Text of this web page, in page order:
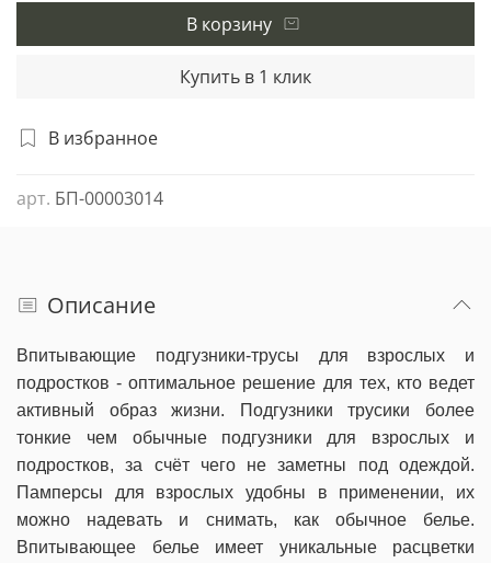
В избранное
арт. БП-00003014
В корзину
Купить в 1 клик
Описание
Впитывающие подгузники-трусы для взрослых и
подростков - оптимальное решение для тех, кто ведет
активный образ жизни. Подгузники трусики более
тонкие чем обычные подгузники для взрослых и
подростков, за счёт чего не заметны под одеждой.
Памперсы для взрослых удобны в применении, их
можно надевать и снимать, как обычное белье.
Впитывающее белье имеет уникальные расцветки